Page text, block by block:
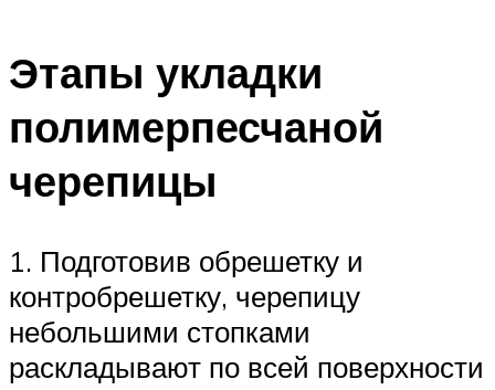
Этапы укладки
полимерпесчаной
черепицы
1. Подготовив обрешетку и
контробрешетку, черепицу
небольшими стопками
раскладывают по всей поверхности